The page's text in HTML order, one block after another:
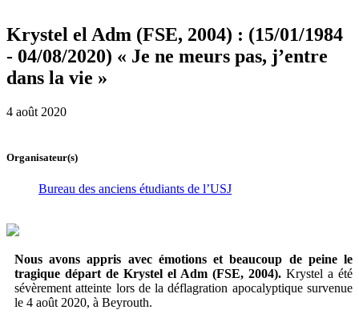
Krystel el Adm (FSE, 2004) : (15/01/1984
- 04/08/2020) « Je ne meurs pas, j’entre
dans la vie »
4 août 2020
Organisateur(s)
Bureau des anciens étudiants de l’USJ
Nous avons appris avec émotions et beaucoup de peine le
tragique départ de Krystel el Adm (FSE, 2004). Krystel a été
sévèrement atteinte lors de la déflagration apocalyptique survenue
le 4 août 2020, à Beyrouth.